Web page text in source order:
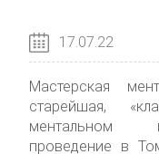
17.07.22
Мастерская
старейшая,
ментальном
проведение в